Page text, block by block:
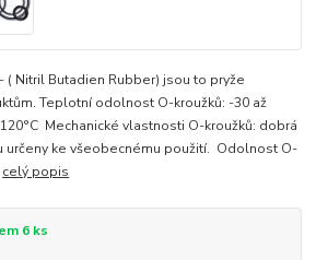
- ( Nitril Butadien Rubber) jsou to pryže
Teplotní odolnost O-kroužků: -30 až
Mechanické vlastnosti O-kroužků: dobrá
určeny ke všeobecnému použití. Odolnost O-
celý popis
6 ks